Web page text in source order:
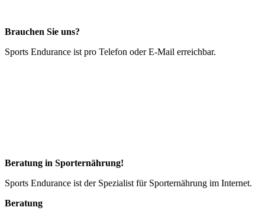
Brauchen Sie uns?
Sports Endurance ist pro Telefon oder E-Mail erreichbar.
Beratung in Sporternährung!
Sports Endurance ist der Spezialist für Sporternährung im Internet.
Beratung